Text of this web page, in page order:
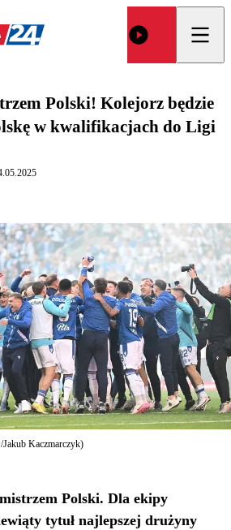
Polski! Kolejorz będzie
w kwalifikacjach do Ligi
Kaczmarczyk)
Polski. Dla ekipy
tytuł najlepszej drużyny